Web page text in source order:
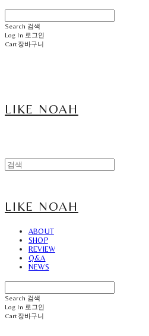
Search 검색
Log In 로그인
Cart장바구니
LIKE NOAH
LIKE NOAH
ABOUT
SHOP
REVIEW
Q&A
NEWS
Search 검색
Log In 로그인
Cart장바구니